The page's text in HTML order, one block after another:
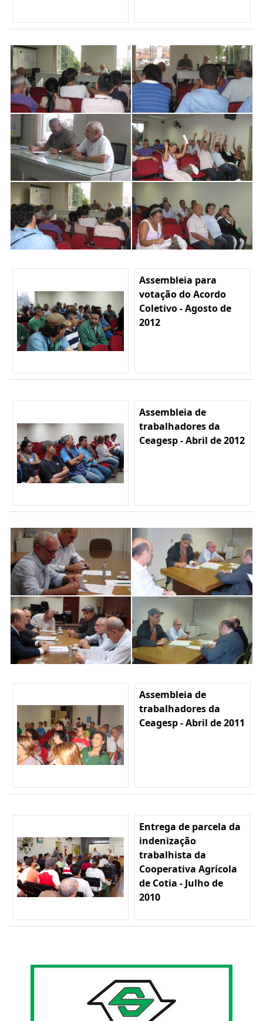
Assembleia para
votação do Acordo
Coletivo - Agosto de
2012
Assembleia de
trabalhadores da
Ceagesp - Abril de 2012
Assembleia de
trabalhadores da
Ceagesp - Abril de 2011
Entrega de parcela da
indenização
trabalhista da
Cooperativa Agrícola
de Cotia - Julho de
2010